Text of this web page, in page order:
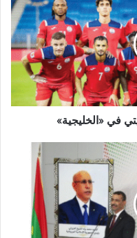
في «الخليجية»